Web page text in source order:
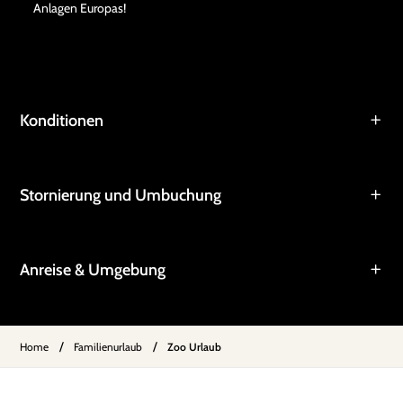
Anlagen Europas!
Konditionen
Stornierung und Umbuchung
Anreise & Umgebung
Home / Familienurlaub / Zoo Urlaub